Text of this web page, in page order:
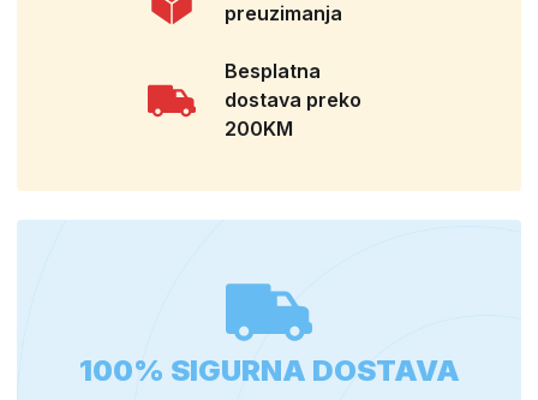
preuzimanja
Besplatna
dostava preko
200KM
100% SIGURNA DOSTAVA